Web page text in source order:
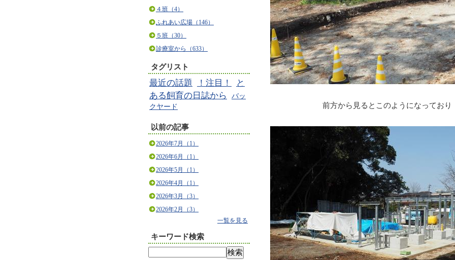
４班（4）
ふれあい広場（146）
５班（30）
診療室から（633）
タグリスト
最近の話題 ！注目！
と
ある飼育の日誌から
バッ
クヤード
以前の記事
2026年7月（1）
2026年6月（1）
2026年5月（1）
2026年4月（1）
2026年3月（3）
2026年2月（3）
一覧を見る
キーワード検索
前方から見るとこのようになっており